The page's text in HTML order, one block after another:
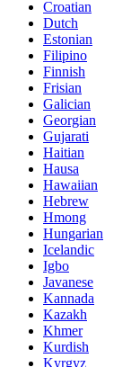
Croatian
Dutch
Estonian
Filipino
Finnish
Frisian
Galician
Georgian
Gujarati
Haitian
Hausa
Hawaiian
Hebrew
Hmong
Hungarian
Icelandic
Igbo
Javanese
Kannada
Kazakh
Khmer
Kurdish
Kyrgyz